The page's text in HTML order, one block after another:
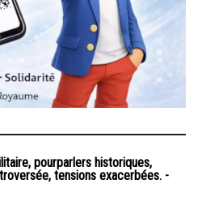
pourparlers historiques,
tensions exacerbées. -